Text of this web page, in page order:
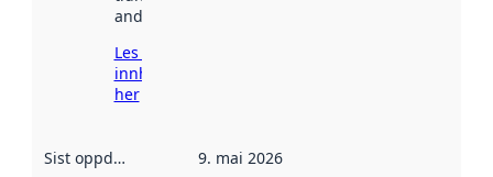
andre stader.
Les meir om
innhenting
her
Sist oppdatert 9. mai 2026